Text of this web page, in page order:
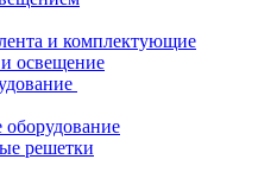
и комплектующие
освещение
оборудование
решетки